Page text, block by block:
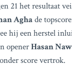
21 het resultaat
Aghade
hij een herstel
openerHasan
score vertrok.